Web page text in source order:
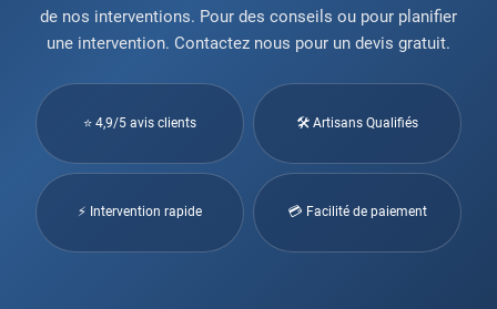
de nos interventions. Pour des conseils ou pour planifier
une intervention. Contactez nous pour un devis gratuit.
⭐ 4,9/5 avis clients 🛠 Artisans Qualifiés
⚡ Intervention rapide 💳 Facilité de paiement